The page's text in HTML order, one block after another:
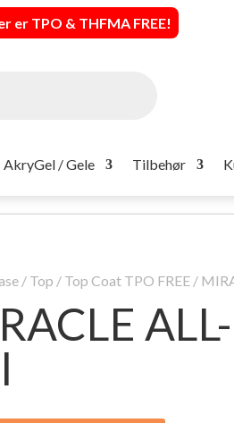
er TPO & THFMA FREE!
AkryGel / Gele Tilbehør
/ Top / Top Coat TPO FREE /